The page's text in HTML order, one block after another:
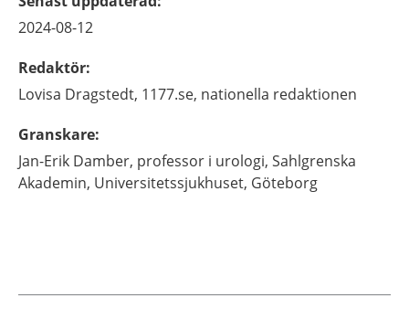
2024-08-12
Redaktör:
Lovisa Dragstedt, 1177.se, nationella redaktionen
Granskare:
Jan-Erik Damber, professor i urologi, Sahlgrenska
Akademin, Universitetssjukhuset, Göteborg